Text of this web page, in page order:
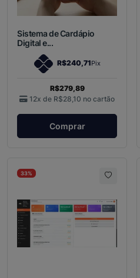
Sistema de Cardápio
Digital e...
R$240,71Pix
R$279,89
12x de R$28,10 no cartão
Comprar
33%